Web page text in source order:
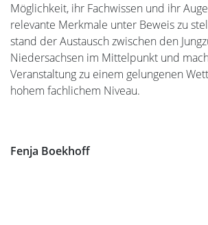
Möglichkeit, ihr Fachwissen und ihr
relevante Merkmale unter Beweis zu
stand der Austausch zwischen den
Niedersachsen im Mittelpunkt und
Veranstaltung zu einem gelungenen
hohem fachlichem Niveau.
Fenja Boekhoff